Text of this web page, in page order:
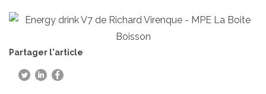
Partager l'article